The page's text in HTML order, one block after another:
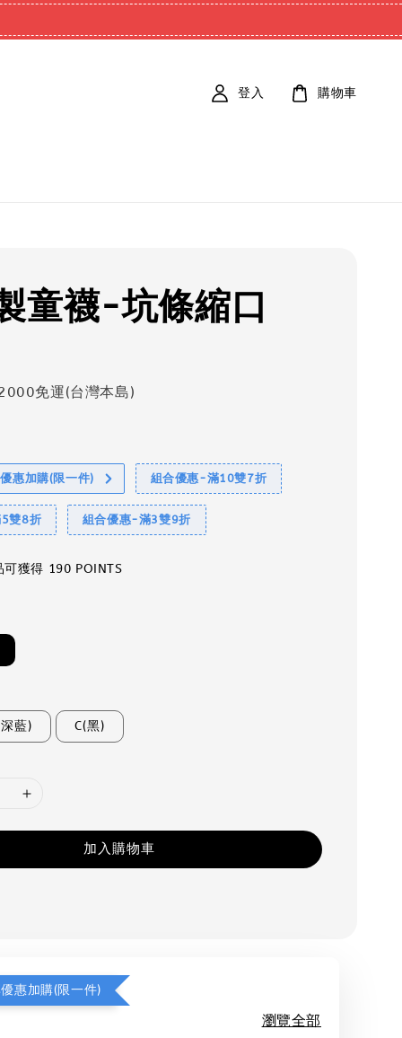
登入 購物車
童襪-坑條縮口
免運(台灣本島)
惠加購(限一件) 組合優惠-滿10雙7折
雙8折 組合優惠-滿3雙9折
可獲得 190 POINTS
藍) C(黑)
加入購物車
惠加購(限一件)
瀏覽全部